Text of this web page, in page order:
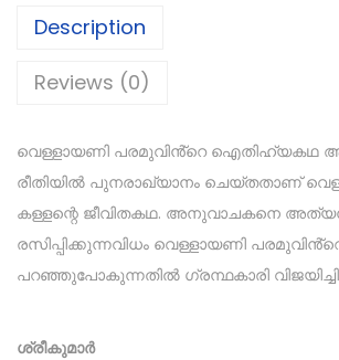
Description
Reviews (0)
വെള്ളായണി പരമുവിൻ്റെ ഐതിഹ്യകഥ
രീതിയിൽ പുനരാഖ്യാനം ചെയ്ത‌താണ്
കള്ളന്റെ ജീവിതകഥ. അനുവാചകനെ
രസിപ്പിക്കുന്നവിധം വെള്ളായണി
പറഞ്ഞുപോകുന്നതിൽ ഗ്രന്ഥകാരി
-ഡോ.
ശ്രീകുമാർ